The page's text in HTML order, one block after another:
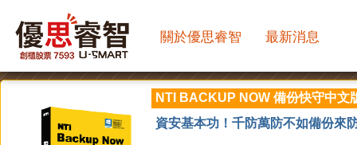
關於優思睿智 最新消息
NTI BACKUP NOW 備份快守中文
資安基本功！千防萬防不如備份來